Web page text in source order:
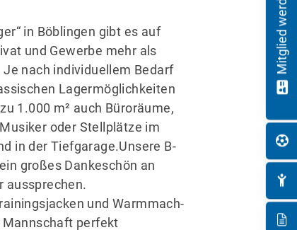
in Böblingen gibt es auf
und Gewerbe mehr als
nach individuellem Bedarf
Lagermöglichkeiten
1.000 m² auch Büroräume,
oder Stellplätze im
in der Tiefgarage.Unsere B-
großes Dankeschön an
aussprechen.
und Warmmach-
perfekt
Mitglied werden!